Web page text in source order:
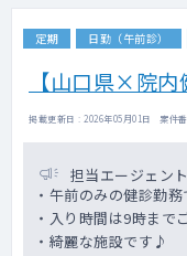
定期 日勤（午前診）
【山口県×院
掲載更新日 : 2026年05月01日 案件
担当エージェン
・午前のみの健診勤務
・入り時間は9時まで
・綺麗な施設です♪